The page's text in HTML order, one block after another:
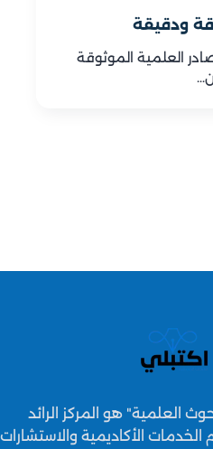
ودقيقة
العلمية الموثوقة
العلمية" هو المركز الرائد
الأكاديمية والاستشارات